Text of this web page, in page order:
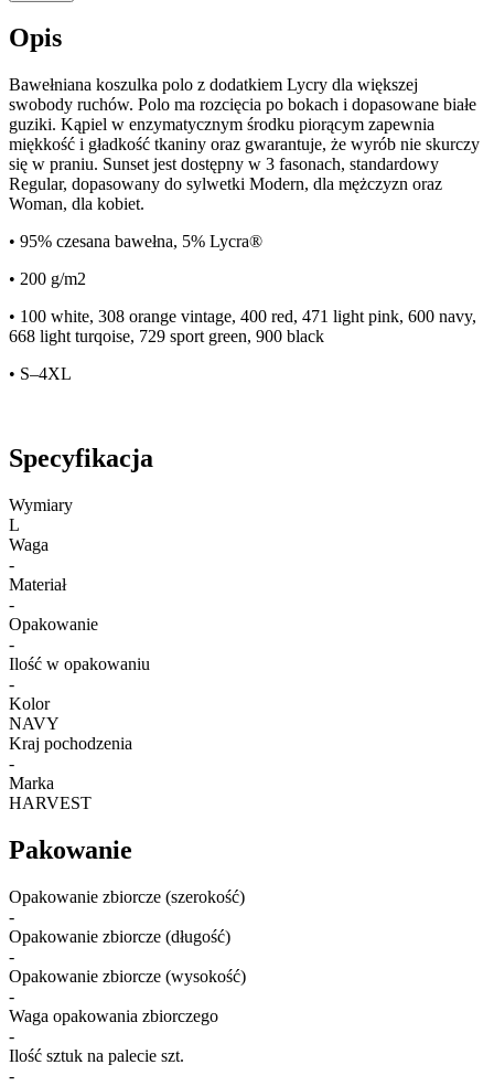
Opis
Bawełniana koszulka polo z dodatkiem Lycry dla większej
swobody ruchów. Polo ma rozcięcia po bokach i dopasowane białe
guziki. Kąpiel w enzymatycznym środku piorącym zapewnia
miękkość i gładkość tkaniny oraz gwarantuje, że wyrób nie skurczy
się w praniu. Sunset jest dostępny w 3 fasonach, standardowy
Regular, dopasowany do sylwetki Modern, dla mężczyzn oraz
Woman, dla kobiet.
• 95% czesana bawełna, 5% Lycra®
• 200 g/m2
• 100 white, 308 orange vintage, 400 red, 471 light pink, 600 navy,
668 light turqoise, 729 sport green, 900 black
• S–4XL
Specyfikacja
Wymiary
L
Waga
-
Materiał
-
Opakowanie
-
Ilość w opakowaniu
-
Kolor
NAVY
Kraj pochodzenia
-
Marka
HARVEST
Pakowanie
Opakowanie zbiorcze (szerokość)
-
Opakowanie zbiorcze (długość)
-
Opakowanie zbiorcze (wysokość)
-
Waga opakowania zbiorczego
-
Ilość sztuk na palecie szt.
-